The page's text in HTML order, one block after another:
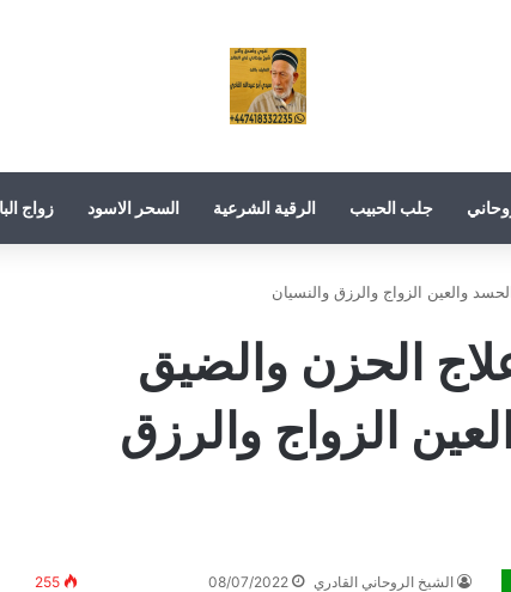
جلب الحبيب الرقية الشرعية السحر الاسود زواج
الشرعية 2017 علاج الحزن والضيق
الزواج والرزق
الشيخ الروحاني القادري 08/07/2022
255